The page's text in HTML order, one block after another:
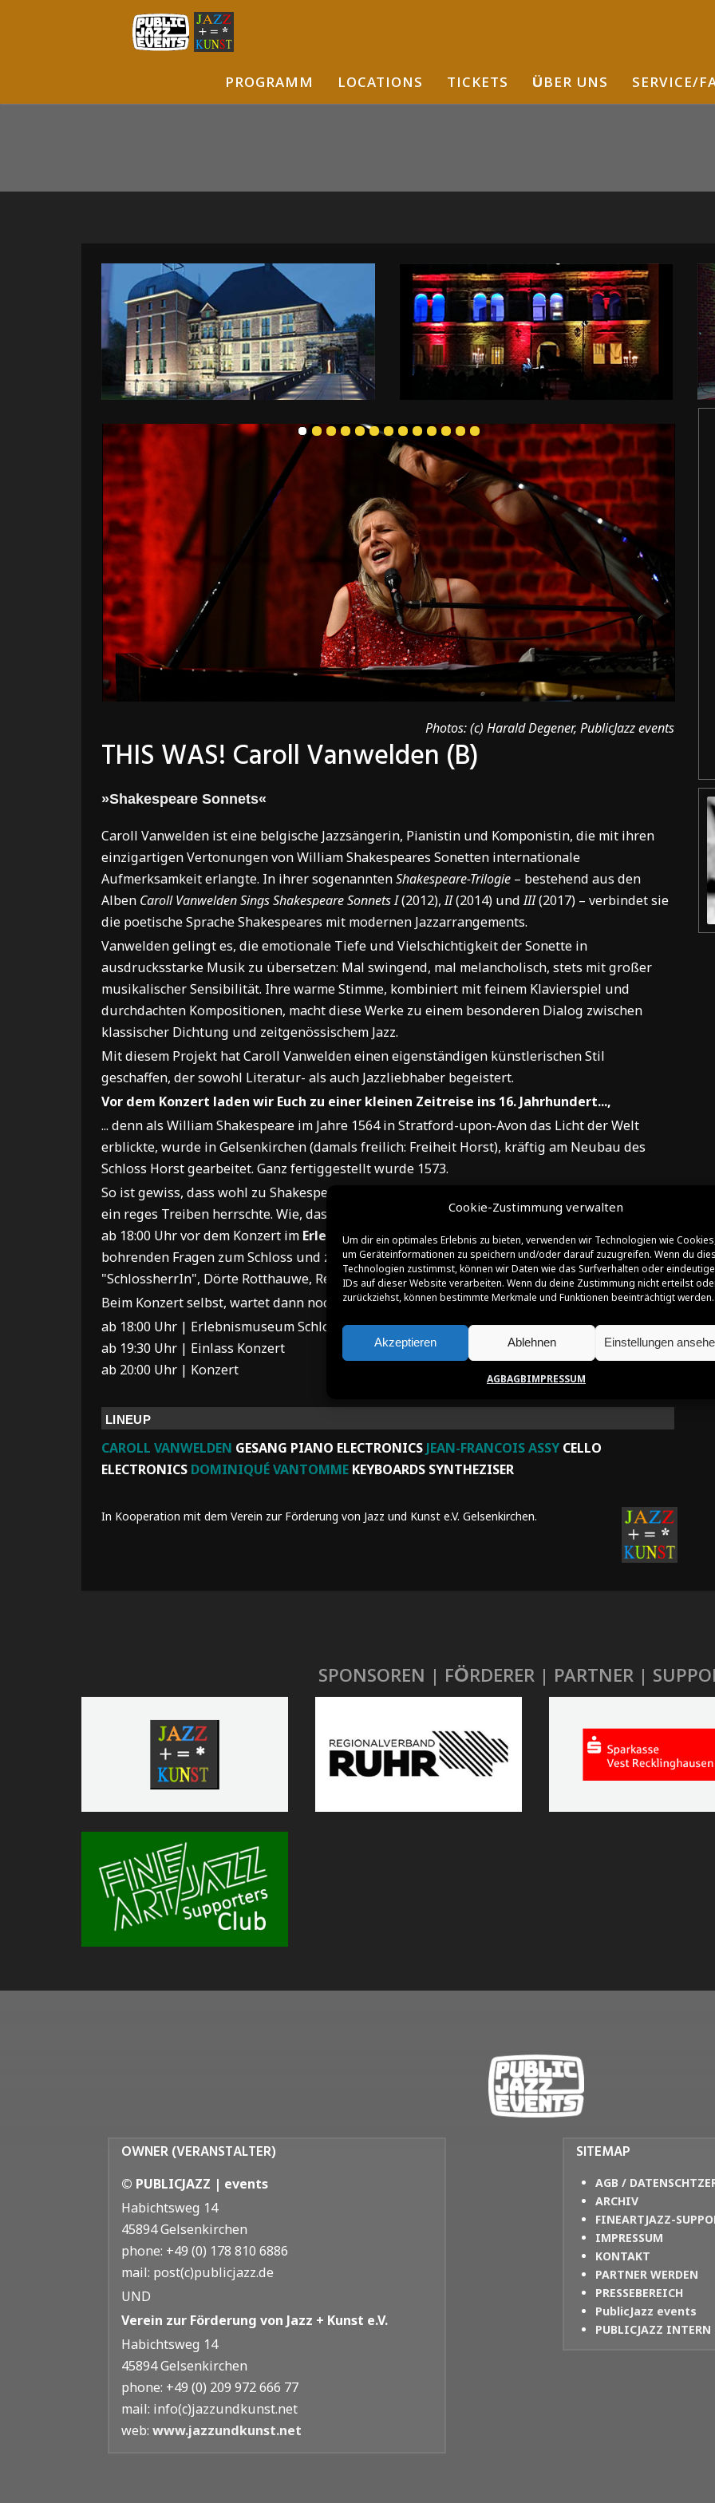
Cookie-Zustimmung verwalten
Um dir ein optimales Erlebnis zu bieten, verwenden wir Technologien wie
um Geräteinformationen zu speichern und/oder darauf zuzugreifen. Wenn du
Technologien zustimmst, können wir Daten wie das Surfverhalten oder eindeutige
IDs auf dieser Website verarbeiten. Wenn du deine Zustimmung nicht erteilst
zurückziehst, können bestimmte Merkmale und Funktionen beeinträchtigt werden.
Akzeptieren Ablehnen Einstellungen
AGBAGBIMPRESSUM
PROGRAMM LOCATIONS TICKETS ÜBER UNS SERVICE/
Photos: (c) Harald Degener, PublicJazz events
THIS WAS! Caroll Vanwelden (B)
»Shakespeare Sonnets«
Caroll Vanwelden ist eine belgische Jazzsängerin, Pianistin und Komponistin, die mit ihren
einzigartigen Vertonungen von William Shakespeares Sonetten internationale
Aufmerksamkeit erlangte. In ihrer sogenanntenShakespeare-Trilogie – bestehend aus den
Alben Caroll Vanwelden Sings Shakespeare Sonnets I(2012),II(2014) undIII(2017) – verbindet sie
die poetische Sprache Shakespeares mit modernen Jazzarrangements.
Vanwelden gelingt es, die emotionale Tiefe und Vielschichtigkeit der Sonette in
ausdrucksstarke Musik zu übersetzen: Mal swingend, mal melancholisch, stets mit großer
musikalischer Sensibilität. Ihre warme Stimme, kombiniert mit feinem Klavierspiel und
durchdachten Kompositionen, macht diese Werke zu einem besonderen Dialog zwischen
klassischer Dichtung und zeitgenössischem Jazz.
Mit diesem Projekt hat Caroll Vanwelden einen eigenständigen künstlerischen Stil
geschaffen, der sowohl Literatur- als auch Jazzliebhaber begeistert.
Vor dem Konzert laden wir Euch zu einer kleinen Zeitreise ins 16. Jahrhundert...,
... denn als William Shakespeare im Jahre 1564 in Stratford-upon-Avon das Licht der Welt
erblickte, wurde in Gelsenkirchen (damals freilich: Freiheit Horst), kräftig am Neubau des
Schloss Horst gearbeitet. Ganz fertiggestellt wurde 1573.
So ist gewiss, dass wohl zu Shakespearse's Leb- und Schaffenszeiten auch auf Schloss Horst
ein reges Treiben herrschte. Wie, das könnt Ihr am 20. Februar bei verlängerter Öffnungszeit
ab 18:00 Uhr vor dem Konzert im Erlebnismuseum Schloss Horsterkunden. Für Eure
bohrenden Fragen zum Schloss und zu dieser Zeit wird Euch die aktuelle (stellvertretende)
"SchlossherrIn", Dörte Rotthauwe, Rede und Anwort stehen (der Museumseintritt ist frei!).
Beim Konzert selbst, wartet dann noch eine weitere Überraschung auf Euch.
ab 18:00 Uhr | Erlebnismuseum Schloss Horst mit Führungen
ab 19:30 Uhr | Einlass Konzert
ab 20:00 Uhr | Konzert
LINEUP
CAROLL VANWELDEN GESANG PIANO ELECTRONICSJEAN-FRANCOIS ASSY CELLO
ELECTRONICS DOMINIQUÉ VANTOMME KEYBOARDS SYNTHEZISER
In Kooperation mit dem Verein zur Förderung von Jazz und Kunst e.V. Gelsenkirchen.
SPONSOREN | FÖRDERER | PARTNER |
OWNER (VERANSTALTER)
© PUBLICJAZZ | events
Habichtsweg 14
45894 Gelsenkirchen
phone: +49 (0) 178 810 6886
mail: post(c)publicjazz.de
UND
Verein zur Förderung von Jazz + Kunst e.V.
Habichtsweg 14
45894 Gelsenkirchen
phone: +49 (0) 209 972 666 77
mail: info(c)jazzundkunst.net
web: www.jazzundkunst.net
SITEMAP
AGB /
ARCHIV
FINEARTJAZZ-
IMPRESSUM
KONTAKT
PARTNER WERDEN
PRESSEBEREICH
PublicJazz events
PUBLICJAZZ INTERN